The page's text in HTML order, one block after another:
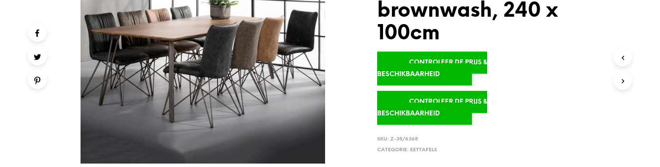
brownwash, 240 x
100cm
CONTROLEER DE PRIJS &
BESCHIKBAARHEID
CONTROLEER DE PRIJS &
BESCHIKBAARHEID
SKU:Z-35/6365
CATEGORIE: EETTAFELS